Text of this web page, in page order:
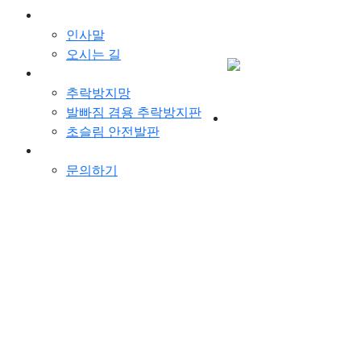
인사말
오시는 길
추락방지망
발빠짐 겸용 추락방지판
초슬림 안전발판
문의하기